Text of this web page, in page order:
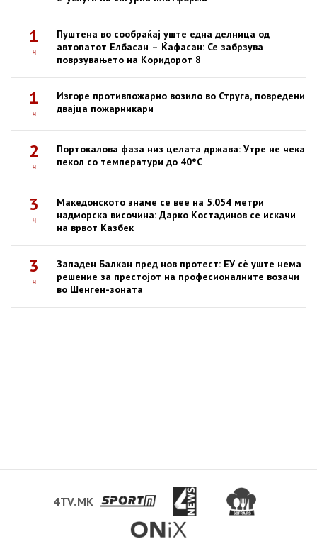
1
ч
Пуштена во сообраќај уште една делница од
автопатот Елбасан – Ќафасан: Се забрзува
поврзувањето на Коридорот 8
1
ч
Изгоре противпожарно возило во Струга, повредени
двајца пожарникари
2
ч
Портокалова фаза низ целата држава: Утре не чека
пекол со температури до 40°C
3
ч
Македонското знаме се вее на 5.054 метри
надморска височина: Дарко Костадинов се искачи
на врвот Казбек
3
ч
Западен Балкан пред нов протест: ЕУ сè уште нема
решение за престојот на професионалните возачи
во Шенген-зоната
4TV.MK